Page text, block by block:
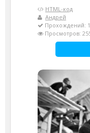
HTML-код
Андрей
Прохождений:
Просмотров: